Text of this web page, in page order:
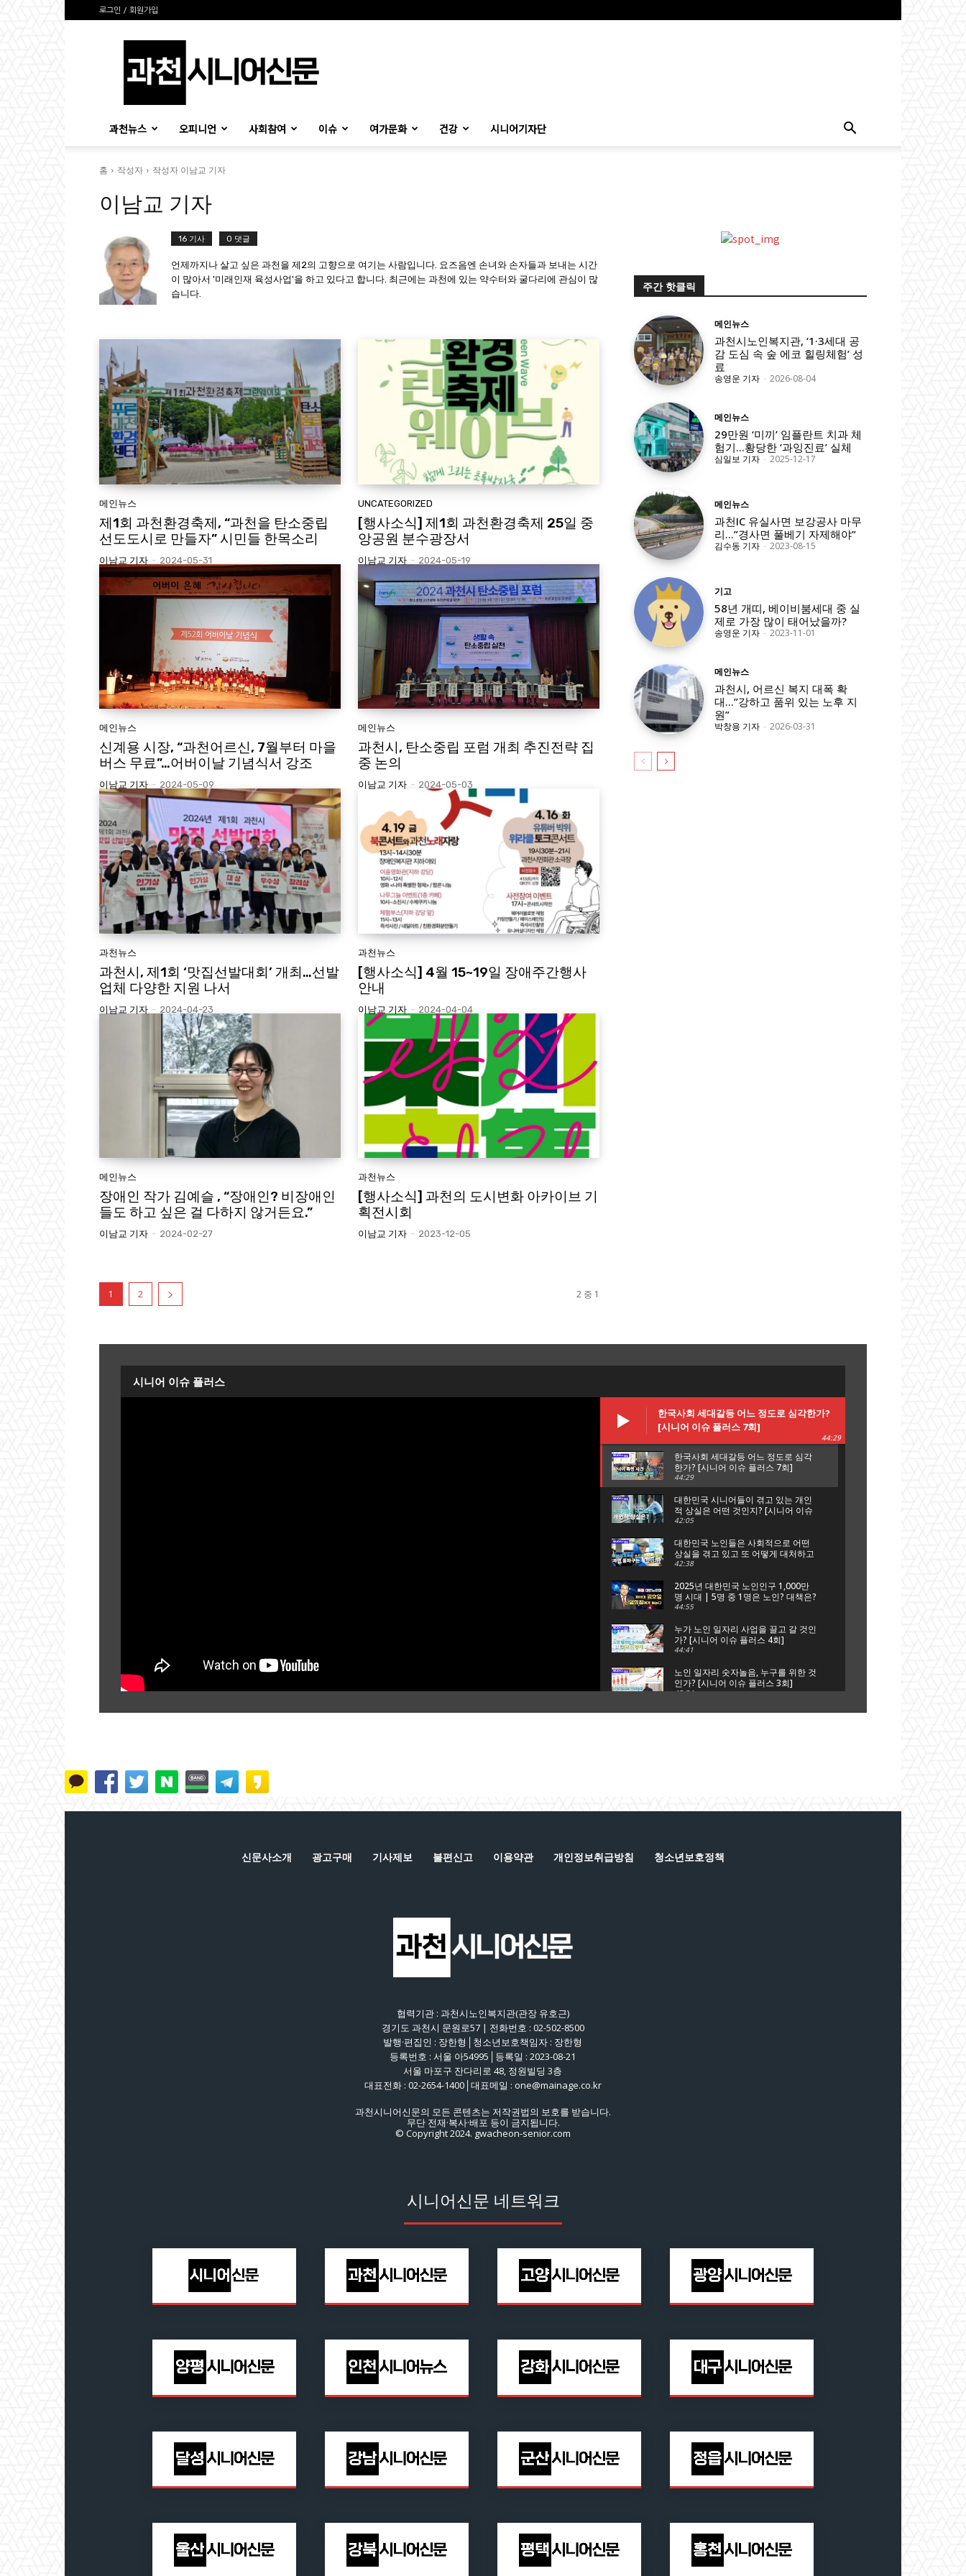
로그인 / 회원가입
시
과천뉴스 오피니언 사회참여 이슈 여가문화 건강 시니어기자단
홈 작성자 작성자 이남교 기자
이남교 기자
16 기사 0 댓글
언제까지나 살고 싶은 과천을 제2의 고향으로 여기는 사람입니다. 요즈음엔 손녀와 손자들과 보내는 시간
이 많아서 '미래인재 육성사업'을 하고 있다고 합니다. 최근에는 과천에 있는 약수터와 굴다리에 관심이 많
습니다.
메인뉴스
제1회 과천환경축제, “과천을 탄소중립
선도도시로 만들자” 시민들 한목소리
이남교 기자 - 2024-05-31
UNCATEGORIZED
[행사소식] 제1회 과천환경축제 25일 중
앙공원 분수광장서
이남교 기자 - 2024-05-19
메인뉴스
신계용 시장, “과천어르신, 7월부터 마을
버스 무료”…어버이날 기념식서 강조
이남교 기자 - 2024-05-09
메인뉴스
과천시, 탄소중립 포럼 개최 추진전략 집
중 논의
이남교 기자 - 2024-05-03
과천뉴스
과천시, 제1회 ‘맛집선발대회’ 개최…선발
업체 다양한 지원 나서
이남교 기자 - 2024-04-23
과천뉴스
[행사소식] 4월 15~19일 장애주간행사
안내
이남교 기자 - 2024-04-04
메인뉴스
장애인 작가 김예슬 , “장애인? 비장애인
들도 하고 싶은 걸 다하지 않거든요.”
이남교 기자 - 2024-02-27
과천뉴스
[행사소식] 과천의 도시변화 아카이브 기
획전시회
이남교 기자 - 2023-12-05
1 2 2 중 1
주간 핫클릭
메인뉴스
과천시노인복지관, ‘1·3세대 공
감 도심 속 숲 에코 힐링체험’ 성
료
송영운 기자 - 2026-08-04
메인뉴스
29만원 ‘미끼’ 임플란트 치과 체
험기…황당한 ‘과잉진료’ 실체
심일보 기자 - 2025-12-17
메인뉴스
과천IC 유실사면 보강공사 마무
리…”경사면 풀베기 자제해야”
김수동 기자 - 2023-08-15
기고
58년 개띠, 베이비붐세대 중 실
제로 가장 많이 태어났을까?
송영운 기자 - 2023-11-01
메인뉴스
과천시, 어르신 복지 대폭 확
대…”강하고 품위 있는 노후 지
원”
박창용 기자 - 2026-03-31
시니어 이슈 플러스
한국사회 세대갈등 어느 정도로 심각한가?
[시니어 이슈 플러스 7회]
44:29
한국사회 세대갈등 어느 정도로 심각
한가? [시니어 이슈 플러스 7회]
44:29
대한민국 시니어들이 겪고 있는 개인
적 상실은 어떤 것인지? [시니어 이슈
플러스 6회]
42:05
대한민국 노인들은 사회적으로 어떤
상실을 겪고 있고 또 어떻게 대처하고
있는가? [시니어 이슈 플러스 5회]
42:38
2025년 대한민국 노인인구 1,000만
명 시대 | 5명 중 1명은 노인? 대책은?
[시니어 이슈 플러스 특집 대한노인
44:55
누가 노인 일자리 사업을 끌고 갈 것인
가? [시니어 이슈 플러스 4회]
44:41
노인 일자리 숫자놀음, 누구를 위한 것
인가? [시니어 이슈 플러스 3회]
45:34
은퇴는 새로운 시작, 새로운 출발이다
신문사소개 광고구매 기사제보 불편신고 이용약관 개인정보취급방침 청소년보호정책
협력기관 : 과천시노인복지관(관장 유호근)
경기도 과천시 문원로57 | 전화번호 : 02-502-8500
발행·편집인 : 장한형│청소년보호책임자 : 장한형
등록번호 : 서울 아54995│등록일 : 2023-08-21
서울 마포구 잔다리로 48, 정원빌딩 3층
대표전화 : 02-2654-1400│대표메일 : one@mainage.co.kr
과천시니어신문의 모든 콘텐츠는 저작권법의 보호를 받습니다.
무단 전재·복사·배포 등이 금지됩니다.
© Copyright 2024. gwacheon-senior.com
시니어신문 네트워크